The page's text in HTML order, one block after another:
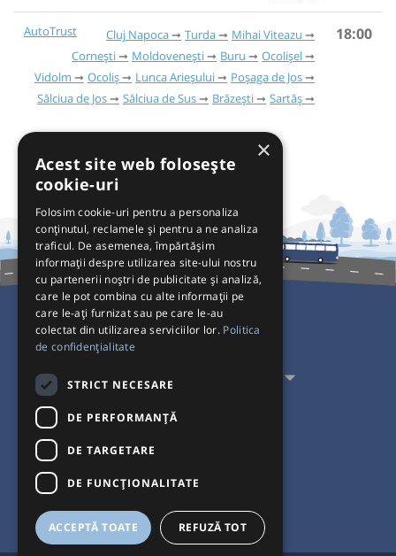
AutoTrust Cluj Napoca Turda
Mihai Viteazu
Cornești
Moldovenești Buru
Ocolișel
Vidolm
Ocoliș Lunca Arieșului
Poșaga de Jos
Sălciua de Jos
Sălciua de Sus Brăzești Sartăș
18:00
Pentru Călători
Pentru Transportatori
Interacționăm
Acceptăm plăți cu
×
Acest site web folosește
cookie-uri
Folosim cookie-uri pentru a personaliza
conținutul, reclamele și pentru a ne analiza
traficul. De asemenea, împărtășim
informații despre utilizarea site-ului nostru
cu partenerii noștri de publicitate și analiză,
care le pot combina cu alte informații pe
care le-ați furnizat sau pe care le-au
colectat din utilizarea serviciilor lor. Politica
de confidențialitate
STRICT NECESARE
DE PERFORMANȚĂ
DE TARGETARE
DE FUNCŢIONALITATE
ACCEPTĂ TOATE REFUZĂ TOT